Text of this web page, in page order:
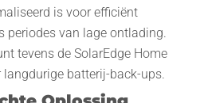
is voor efficiënt
periodes van lage ontlading.
tevens de SolarEdge Home
batterij-back-ups.